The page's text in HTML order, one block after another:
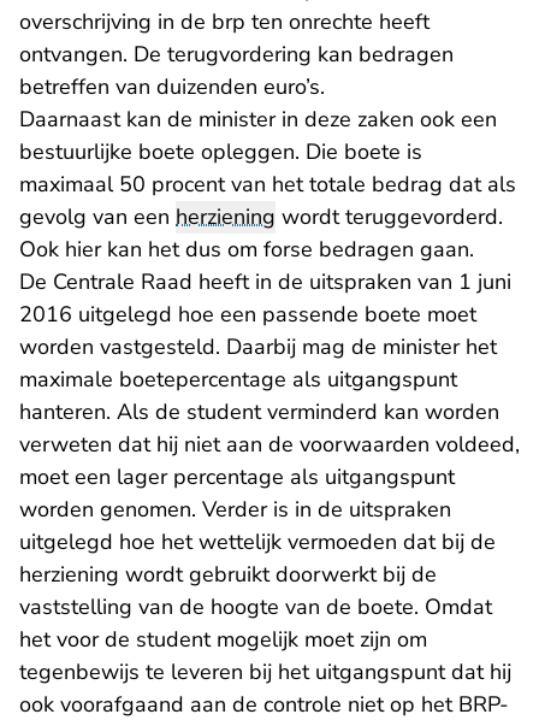
overschrijving in de brp ten onrechte heeft
ontvangen. De terugvordering kan bedragen
betreffen van duizenden euro’s.
Daarnaast kan de minister in deze zaken ook een
bestuurlijke boete opleggen. Die boete is
maximaal 50 procent van het totale bedrag dat als
gevolg van een herziening wordt teruggevorderd.
Ook hier kan het dus om forse bedragen gaan.
De Centrale Raad heeft in de uitspraken van 1 juni
2016 uitgelegd hoe een passende boete moet
worden vastgesteld. Daarbij mag de minister het
maximale boetepercentage als uitgangspunt
hanteren. Als de student verminderd kan worden
verweten dat hij niet aan de voorwaarden voldeed,
moet een lager percentage als uitgangspunt
worden genomen. Verder is in de uitspraken
uitgelegd hoe het wettelijk vermoeden dat bij de
herziening wordt gebruikt doorwerkt bij de
vaststelling van de hoogte van de boete. Omdat
het voor de student mogelijk moet zijn om
tegenbewijs te leveren bij het uitgangspunt dat hij
ook voorafgaand aan de controle niet op het BRP-